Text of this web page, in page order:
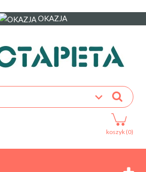
OKAZJA
koszyk (0)